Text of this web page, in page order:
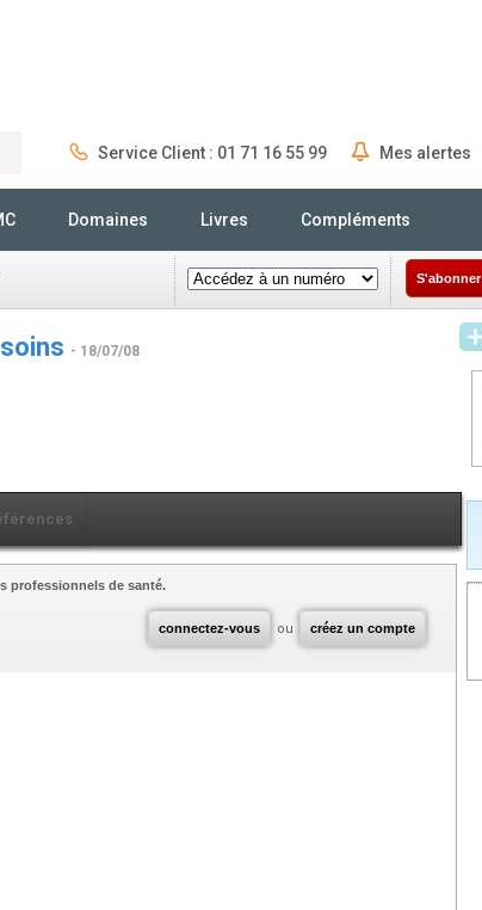
Service Client : 01 71 16 55 99 Mes alertes
Domaines Livres Compléments
S'abonner
- 18/07/08
connectez-vous ou créez un compte
professionnels de santé.